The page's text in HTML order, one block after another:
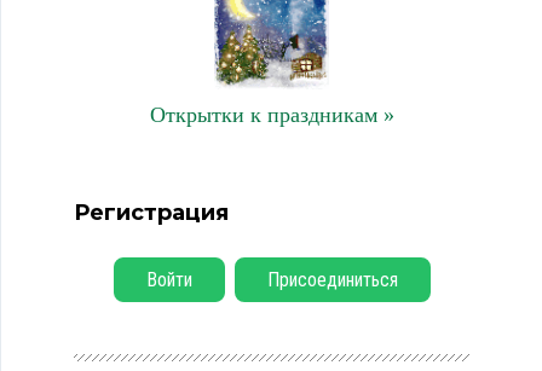
Открытки к праздникам »
Регистрация
Войти Присоединиться